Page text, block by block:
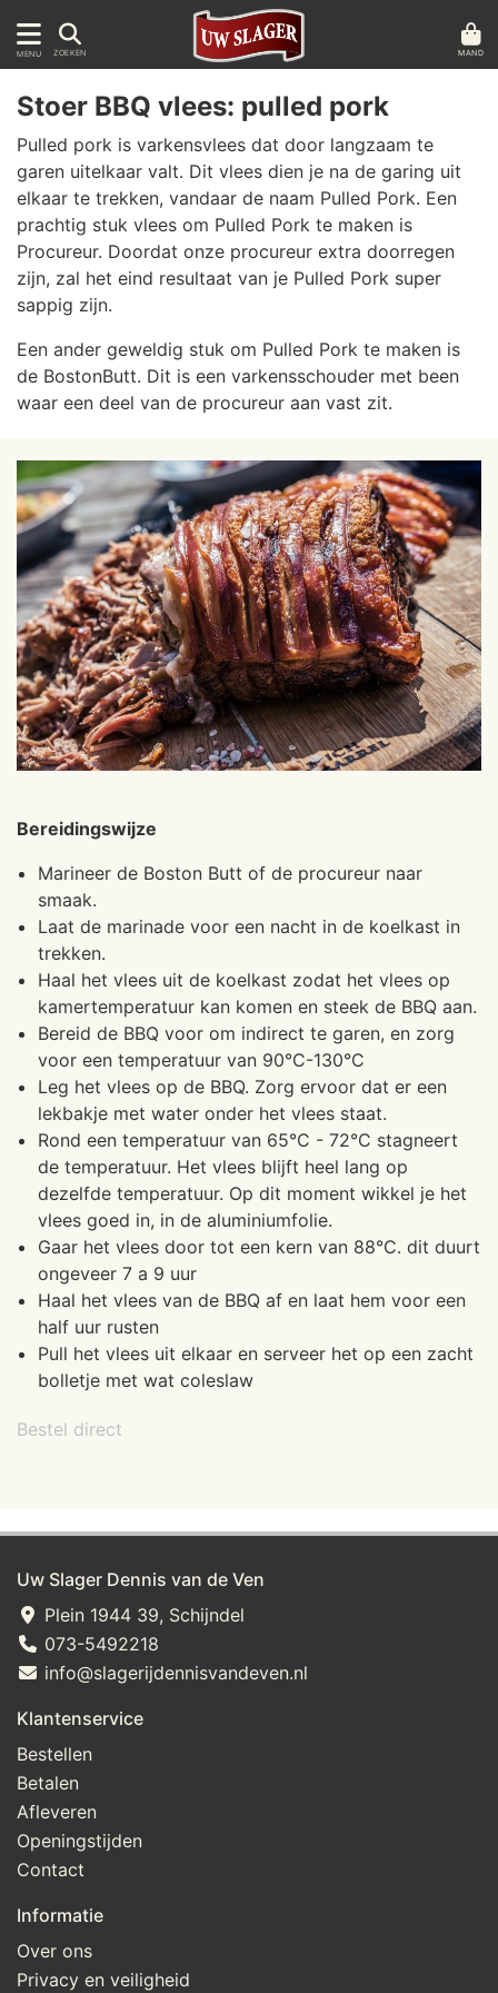
MENU ZOEKEN MAND
Stoer BBQ vlees: pulled pork
Pulled pork is varkensvlees dat door langzaam te
garen uitelkaar valt. Dit vlees dien je na de garing uit
elkaar te trekken, vandaar de naam Pulled Pork. Een
prachtig stuk vlees om Pulled Pork te maken is
Procureur. Doordat onze procureur extra doorregen
zijn, zal het eind resultaat van je Pulled Pork super
sappig zijn.
Een ander geweldig stuk om Pulled Pork te maken is
de BostonButt. Dit is een varkensschouder met been
waar een deel van de procureur aan vast zit.
Bereidingswijze
Marineer de Boston Butt of de procureur naar
smaak.
Laat de marinade voor een nacht in de koelkast in
trekken.
Haal het vlees uit de koelkast zodat het vlees op
kamertemperatuur kan komen en steek de BBQ aan.
Bereid de BBQ voor om indirect te garen, en zorg
voor een temperatuur van 90°C-130°C
Leg het vlees op de BBQ. Zorg ervoor dat er een
lekbakje met water onder het vlees staat.
Rond een temperatuur van 65°C - 72°C stagneert
de temperatuur. Het vlees blijft heel lang op
dezelfde temperatuur. Op dit moment wikkel je het
vlees goed in, in de aluminiumfolie.
Gaar het vlees door tot een kern van 88°C. dit duurt
ongeveer 7 a 9 uur
Haal het vlees van de BBQ af en laat hem voor een
half uur rusten
Pull het vlees uit elkaar en serveer het op een zacht
bolletje met wat coleslaw
Bestel direct
Uw Slager Dennis van de Ven
Plein 1944 39, Schijndel
073-5492218
info@slagerijdennisvandeven.nl
Klantenservice
Bestellen
Betalen
Afleveren
Openingstijden
Contact
Informatie
Over ons
Privacy en veiligheid